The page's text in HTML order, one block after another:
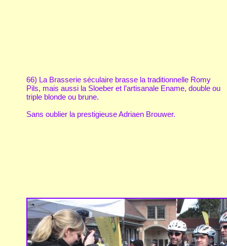
66) La Brasserie séculaire brasse la traditionnelle Romy
Pils, mais aussi la Sloeber et l’artisanale Ename, double ou
triple blonde ou brune.
Sans oublier la prestigieuse Adriaen Brouwer.